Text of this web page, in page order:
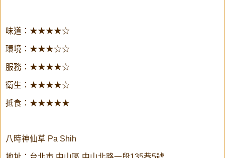
味道：★★★★☆
環境：★★★☆☆
服務：★★★★☆
衛生：★★★★☆
抵食：★★★★★
八時神仙草 Pa Shih